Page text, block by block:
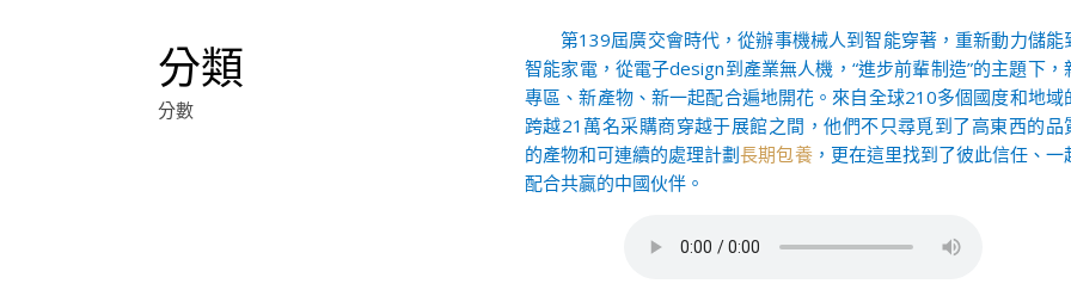
分類
分數
第139屆廣交會時代，從辦事機械人到智能穿著，重新動力儲能
智能家電，從電子design到產業無人機，“進步前輩制造”的主題下，
專區、新產物、新一起配合遍地開花。來自全球210多個國度和地域
跨越21萬名采購商穿越于展館之間，他們不只尋覓到了高東西的品
的產物和可連續的處理計劃長期包養，更在這里找到了彼此信任、一
配合共贏的中國伙伴。